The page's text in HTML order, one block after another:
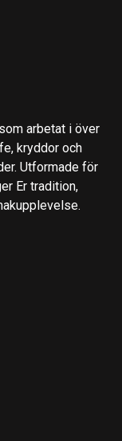
arbetat i över
kryddor och
Utformade för
Er tradition,